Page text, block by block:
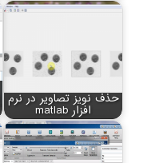
حذف نویز تصاویر در نرم
افزار matlab